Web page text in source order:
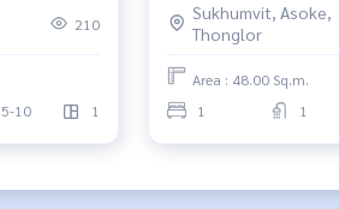
210
5-10 1
Sukhumvit, Asoke,
Thonglor
Area : 48.00 Sq.m.
1
1